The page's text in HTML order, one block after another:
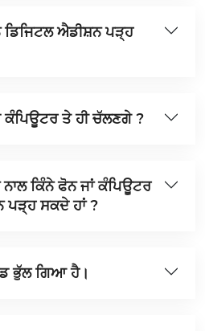
ਐਡੀਸ਼ਨ ਪੜ੍ਹ
ਤੇ ਹੀ ਚੱਲਣਗੇ ?
ਕਿੰਨੇ ਫੋਨ ਜਾਂ ਕੰਪਿਊਟਰ
ਪੜ੍ਹ ਸਕਦੇ ਹਾਂ ?
ਭੁੱਲ ਗਿਆ ਹੈ।